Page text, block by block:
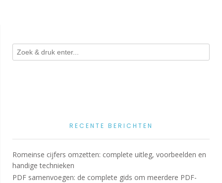
RECENTE BERICHTEN
Romeinse cijfers omzetten: complete uitleg, voorbeelden en
handige technieken
PDF samenvoegen: de complete gids om meerdere PDF-